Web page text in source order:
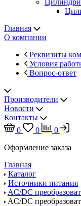
Главная
О компании
Реквизиты
Условия
Вопрос-ответ
Производители
Новости
Контакты
0
0
0
Оформление заказа
Главная
Каталог
Источники питания
AC/DC
AC/DC